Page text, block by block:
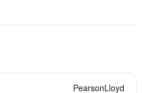
PearsonLloyd